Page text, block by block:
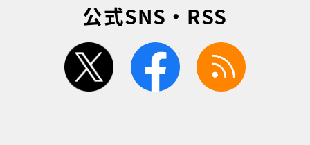
公式SNS・RSS
twitter facebook